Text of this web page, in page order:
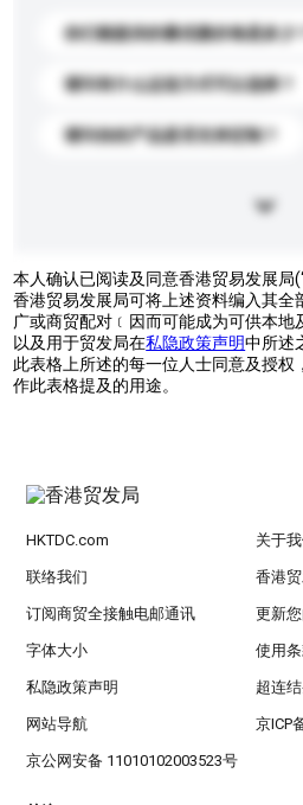
你们能提供的最优惠价格是多少？
请问有什么运送方式可以选择？
请问你的产品是否支持定制？
本人确认已阅读及同意香港贸易发展局
香港贸易发展局可将上述资料编入其全
广或商贸配对﹝因而可能成为可供本地
以及用于贸发局在私隐政策声明中所述
此表格上所述的每一位人士同意及授权
作此表格提及的用途。
HKTDC.com 关于
联络我们 香港
订阅商贸全接触电邮通讯 更新
字体大小 使用
私隐政策声明 超连
网站导航 京ICP
京公网安备 11010102003523号